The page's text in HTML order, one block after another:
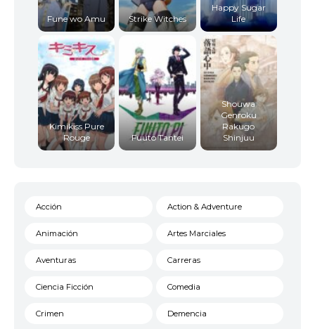
Fune wo Amu Strike Witches
Happy Sugar
Life
Kimikiss Pure
Rouge
Fuuto Tantei
Shouwa
Genroku
Rakugo
Shinjuu
Acción Action & Adventure
Animación Artes Marciales
Aventuras Carreras
Ciencia Ficción Comedia
Crimen Demencia